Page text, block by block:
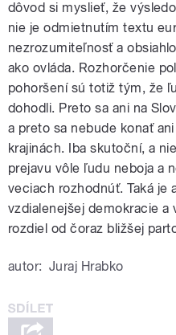
dôvod si myslieť, že
nie je odmietnutím textu
nezrozumiteľnosť a
ako ovláda. Rozhorčenie
pohoršení sú totiž tým, že
dohodli. Preto sa ani na
a preto sa nebude konať
krajinách. Iba skutoční, a
prejavu vôle ľudu neboja a
veciach rozhodnúť. Taká je
vzdialenejšej demokracie a
rozdiel od čoraz bližšej
autor: Juraj Hrabko